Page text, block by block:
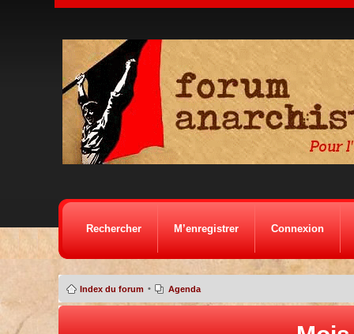
Rechercher M’enregistrer Connexion
Index du forum • Agenda